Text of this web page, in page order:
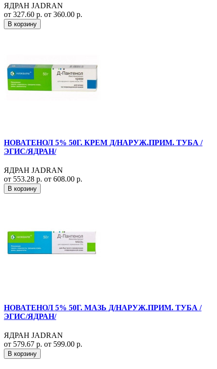
ЯДРАН JADRAN
от 327.60 р. от 360.00 р.
В корзину
НОВАТЕНОЛ 5% 50Г. КРЕМ Д/НАРУЖ.ПРИМ. ТУБА /
ЭГИС/ЯДРАН/
ЯДРАН JADRAN
от 553.28 р. от 608.00 р.
В корзину
НОВАТЕНОЛ 5% 50Г. МАЗЬ Д/НАРУЖ.ПРИМ. ТУБА /
ЭГИС/ЯДРАН/
ЯДРАН JADRAN
от 579.67 р. от 599.00 р.
В корзину